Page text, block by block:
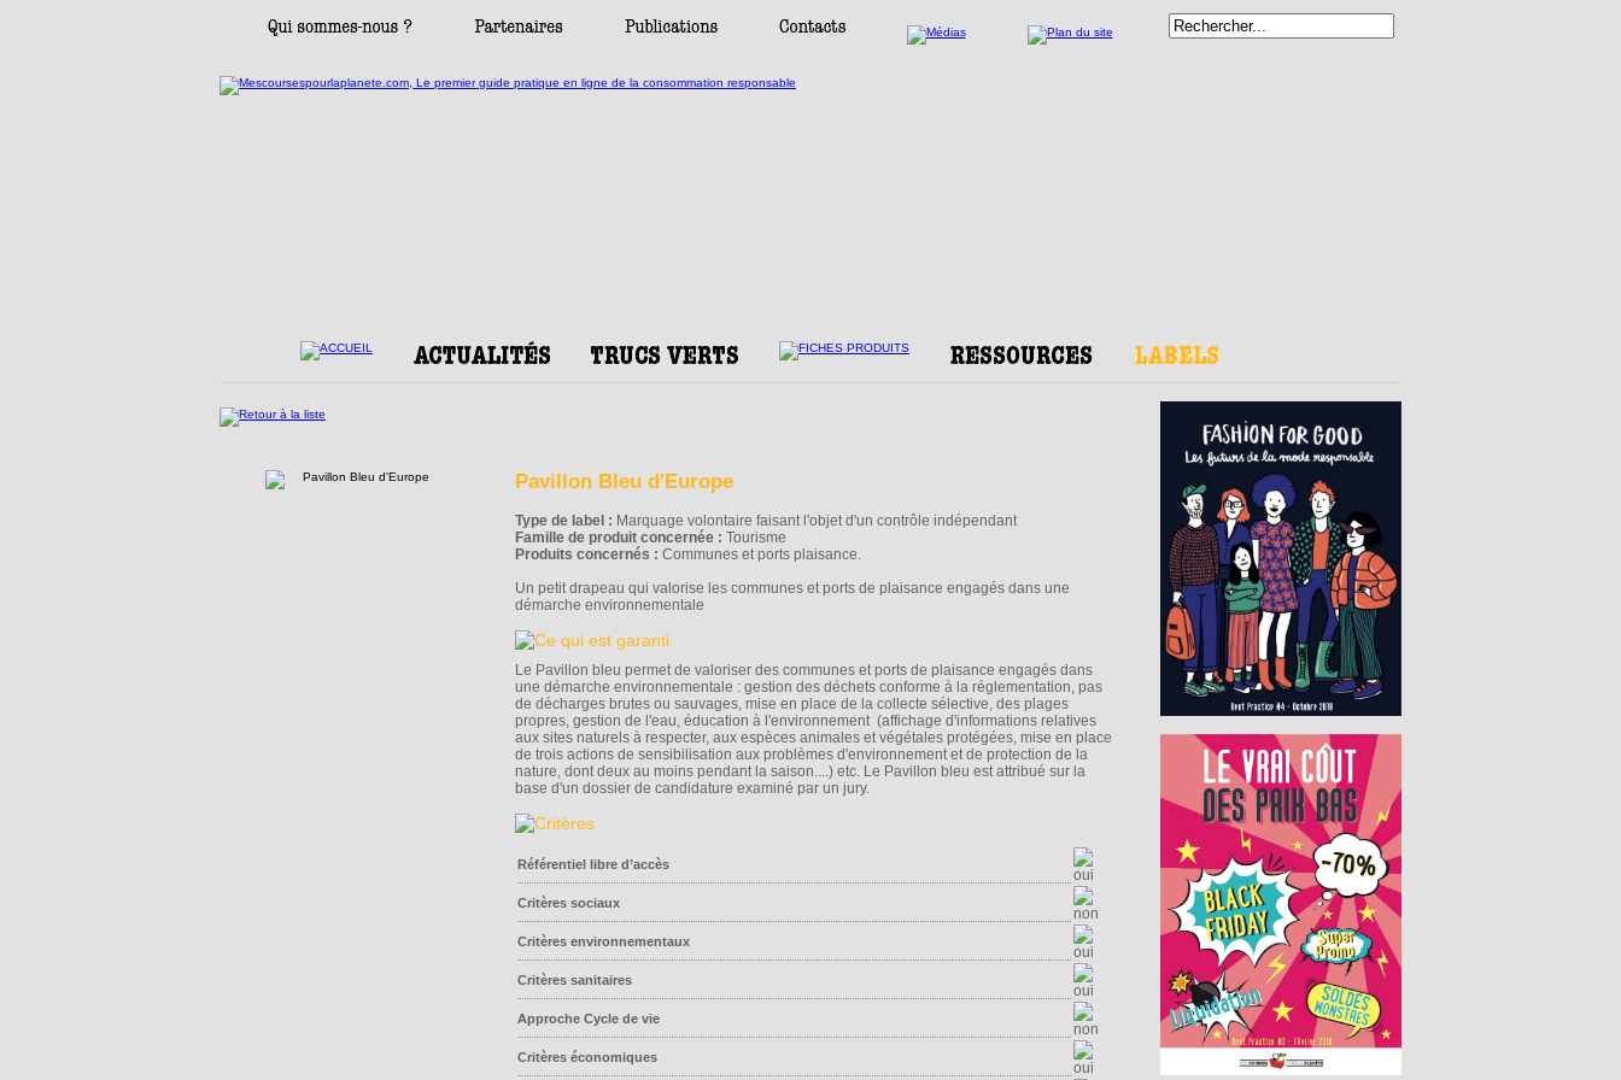
Pavillon Bleu d'Europe
Type de label : Marquage volontaire faisant l'objet d'un contrôle indépendant
Famille de produit concernée : Tourisme
Produits concernés : Communes et ports plaisance.
Un petit drapeau qui valorise les communes et ports de plaisance engagés dans une
démarche environnementale
Le Pavillon bleu permet de valoriser des communes et ports de plaisance engagés dans
une démarche environnementale : gestion des déchets conforme à la réglementation, pas
de décharges brutes ou sauvages, mise en place de la collecte sélective, des plages
propres, gestion de l'eau, éducation à l'environnement (affichage d'informations relatives
aux sites naturels à respecter, aux espèces animales et végétales protégées, mise en place
de trois actions de sensibilisation aux problèmes d'environnement et de protection de la
nature, dont deux au moins pendant la saison....) etc. Le Pavillon bleu est attribué sur la
base d'un dossier de candidature examiné par un jury.
Référentiel libre d’accès
Critères sociaux
Critères environnementaux
Critères sanitaires
Approche Cycle de vie
Critères économiques